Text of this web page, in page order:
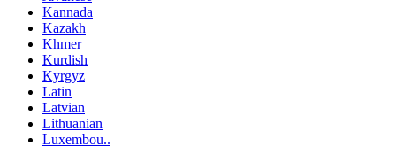
Kannada
Kazakh
Khmer
Kurdish
Kyrgyz
Latin
Latvian
Lithuanian
Luxembou..